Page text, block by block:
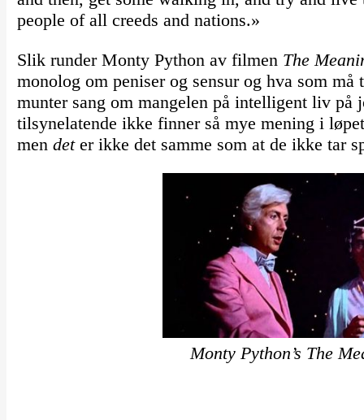
people of all creeds and nations.»
Slik runder Monty Python av filmen The
monolog om peniser og sensur og hva som
munter sang om mangelen på intelligent liv på
tilsynelatende ikke finner så mye mening i
men deter ikke det samme som at de ikke tar
Monty Python’s The